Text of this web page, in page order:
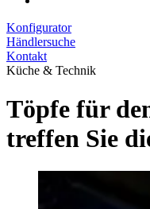
Konfigurator
Händlersuche
Kontakt
Küche & Technik
Töpfe für
treffen Sie